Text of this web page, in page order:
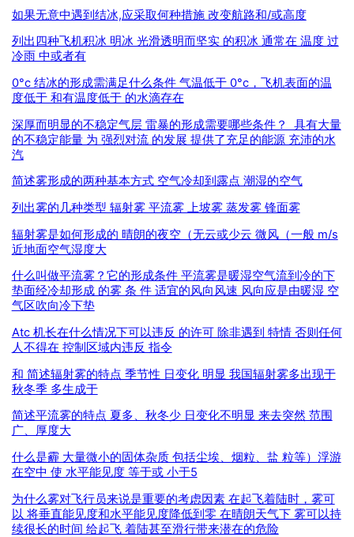
如果无意中遇到结冰,应采取何种措施 改变航路和/或高度
列出四种飞机积冰 明冰 光滑透明而坚实 的积冰 通常在 温度 过
冷雨 中或者有
0°c 结冰的形成需满足什么条件 气温低于 0°c，飞机表面的温
度低于 和有温度低于 的水滴存在
深厚而明显的不稳定气层 雷暴的形成需要哪些条件？ 具有大量
的不稳定能量 为 强烈对流 的发展 提供了充足的能源 充沛的水
汽
简述雾形成的两种基本方式 空气冷却到露点 潮湿的空气
列出雾的几种类型 辐射雾 平流雾 上坡雾 蒸发雾 锋面雾
辐射雾是如何形成的 晴朗的夜空（无云或少云 微风（一般 m/s
近地面空气湿度大
什么叫做平流雾？它的形成条件 平流雾是暖湿空气流到冷的下
垫面经冷却形成 的雾 条 件 适宜的风向风速 风向应是由暖湿 空
气区吹向冷下垫
Atc 机长在什么情况下可以违反 的许可 除非遇到 特情 否则任何
人不得在 控制区域内违反 指令
和 简述辐射雾的特点 季节性 日变化 明显 我国辐射雾多出现于
秋冬季 多生成于
简述平流雾的特点 夏多、秋冬少 日变化不明显 来去突然 范围
广、厚度大
什么是霾 大量微小的固体杂质 包括尘埃、烟粒、盐 粒等）浮游
在空中 使 水平能见度 等于或 小于5
为什么雾对飞行员来说是重要的考虑因素 在起飞着陆时，雾可
以 将垂直能见度和水平能见度降低到零 在晴朗天气下 雾可以持
续很长的时间 给起飞 着陆甚至滑行带来潜在的危险